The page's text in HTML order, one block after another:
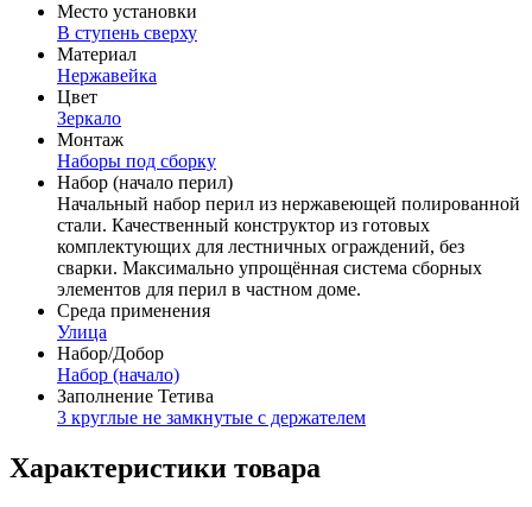
Место установки
В ступень сверху
Материал
Нержавейка
Цвет
Зеркало
Монтаж
Наборы под сборку
Набор (начало перил)
Начальный набор перил из нержавеющей полированной
стали. Качественный конструктор из готовых
комплектующих для лестничных ограждений, без
сварки. Максимально упрощённая система сборных
элементов для перил в частном доме.
Среда применения
Улица
Набор/Добор
Набор (начало)
Заполнение Тетива
3 круглые не замкнутые с держателем
Характеристики товара